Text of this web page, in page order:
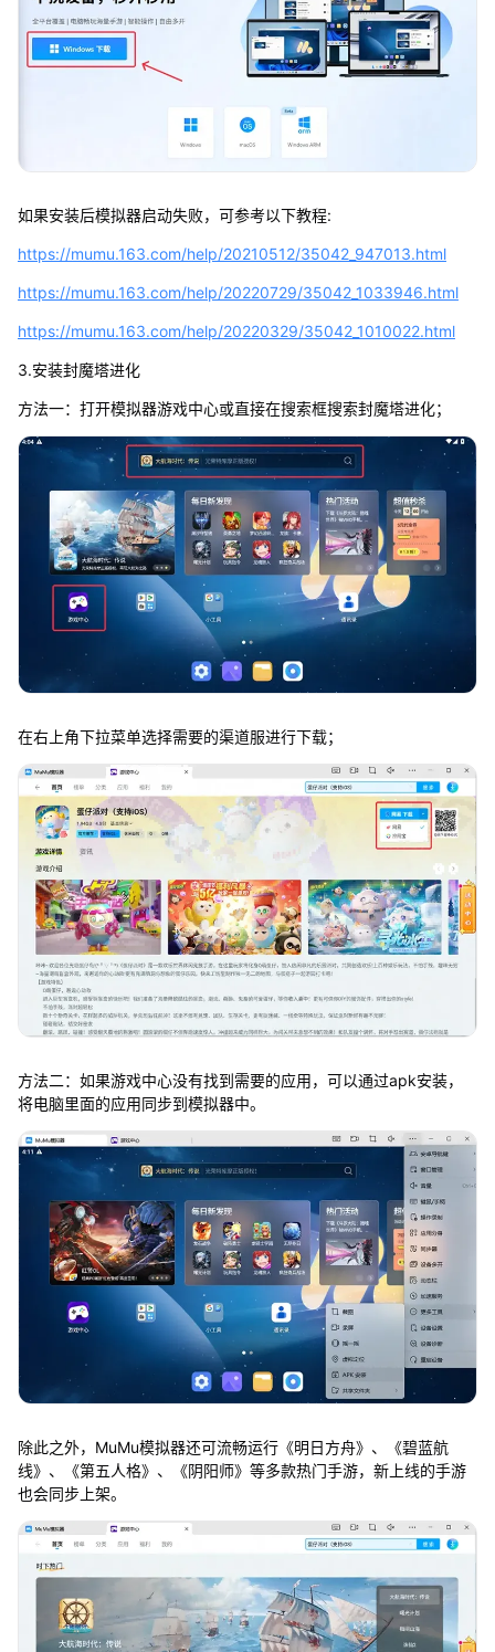
如果安装后模拟器启动失败，可参考以下教程:
https://mumu.163.com/help/20210512/35042_947013.html
https://mumu.163.com/help/20220729/35042_1033946.html
https://mumu.163.com/help/20220329/35042_1010022.html
3.安装封魔塔进化
方法一：打开模拟器游戏中心或直接在搜索框搜索封魔塔进化；
在右上角下拉菜单选择需要的渠道服进行下载；
方法二：如果游戏中心没有找到需要的应用，可以通过apk安装，
将电脑里面的应用同步到模拟器中。
除此之外，MuMu模拟器还可流畅运行《明日方舟》、《碧蓝航
线》、《第五人格》、《阴阳师》等多款热门手游，新上线的手游
也会同步上架。